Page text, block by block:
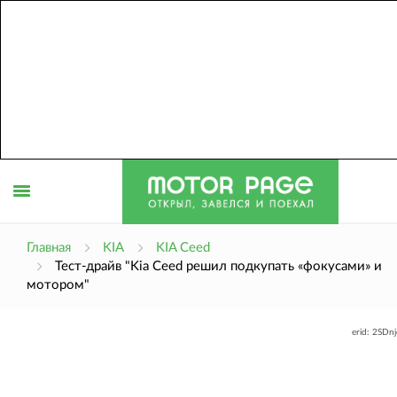
Главная KIA
KIA Ceed
Тест-драйв "Kia Ceed решил подкупать «фокусами» и
мотором"
erid: